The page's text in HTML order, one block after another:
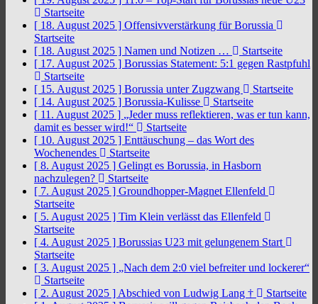
Startseite
[ 18. August 2025 ] Offensivverstärkung für Borussia
Startseite
[ 18. August 2025 ] Namen und Notizen …
Startseite
[ 17. August 2025 ] Borussias Statement: 5:1 gegen Rastpfuhl
Startseite
[ 15. August 2025 ] Borussia unter Zugzwang
Startseite
[ 14. August 2025 ] Borussia-Kulisse
Startseite
[ 11. August 2025 ] „Jeder muss reflektieren, was er tun kann,
damit es besser wird!“
Startseite
[ 10. August 2025 ] Enttäuschung – das Wort des
Wochenendes
Startseite
[ 8. August 2025 ] Gelingt es Borussia, in Hasborn
nachzulegen?
Startseite
[ 7. August 2025 ] Groundhopper-Magnet Ellenfeld
Startseite
[ 5. August 2025 ] Tim Klein verlässt das Ellenfeld
Startseite
[ 4. August 2025 ] Borussias U23 mit gelungenem Start
Startseite
[ 3. August 2025 ] „Nach dem 2:0 viel befreiter und lockerer“
Startseite
[ 2. August 2025 ] Abschied von Ludwig Lang †
Startseite